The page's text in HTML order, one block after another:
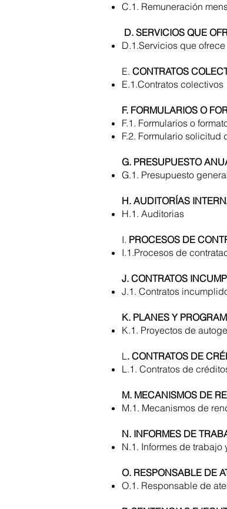
C.1. Remuneración
D. SERVICIOS QUE
D.1.Servicios que ofrece
E. CONTRATOS
E.1.Contratos colectivos
F. FORMULARIOS O
F.1. Formularios o
F.2. Formulario
G. PRESUPUESTO
G.1. Presupuesto
H. AUDITORÍAS
H.1. Auditorias
I. PROCESOS DE
I.1.Procesos de
J. CONTRATOS
J.1. Contratos
K. PLANES Y
K.1. Proyectos de
L. CONTRATOS DE
L.1. Contratos de
M. MECANISMOS DE
M.1. Mecanismos de
N. INFORMES DE
N.1. Informes de trabajo
O. RESPONSABLE DE
O.1. Responsable de